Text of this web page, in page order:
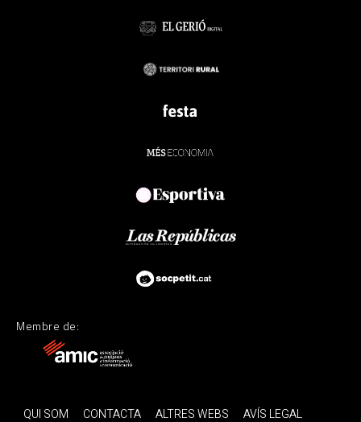
Membre de:
QUI SOM CONTACTA ALTRES WEBS AVÍS LEGAL